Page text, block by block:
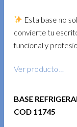
Esta base no
convierte tu
funcional y
Ver producto…
BASE
COD 11745